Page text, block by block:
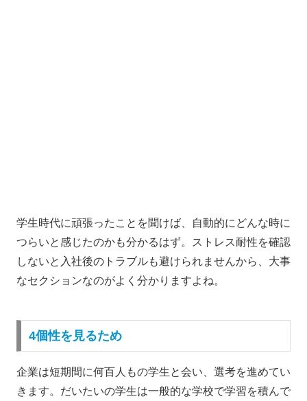
学生時代に頑張ったことを聞けば、自動的にどんな時に
つらいと感じたのかも分かるはず。
ストレス耐性を確認
しないと入社後のトラブルも避けられませんから、大事
なセクションなのがよく分かりますよね。
4個性を見るため
企業は短期間に何百人もの学生と会い、選考を進めてい
きます。だいたいの学生は一般的な学校で学習を積んで